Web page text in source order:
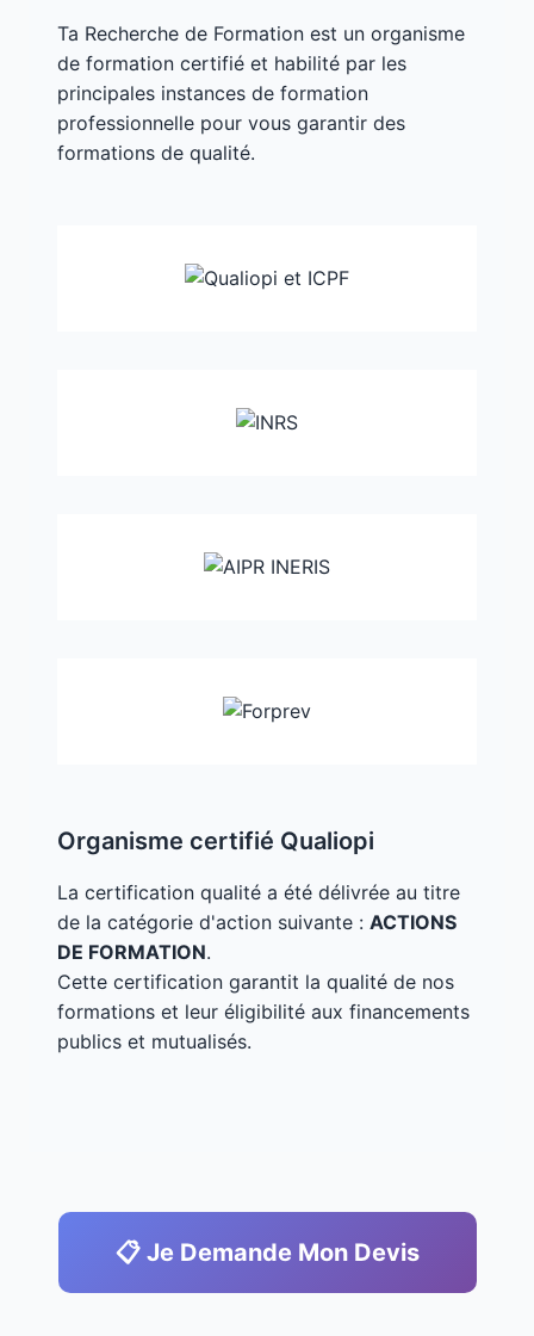
Ta Recherche de Formation est un organisme
de formation certifié et habilité par les
principales instances de formation
professionnelle pour vous garantir des
formations de qualité.
Organisme certifié Qualiopi
La certification qualité a été délivrée au titre
de la catégorie d'action suivante : ACTIONS
DE FORMATION.
Cette certification garantit la qualité de nos
formations et leur éligibilité aux financements
publics et mutualisés.
📋 Je Demande Mon Devis